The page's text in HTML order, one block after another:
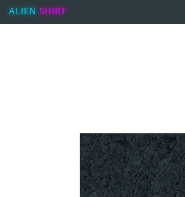
ALIEN SHIRT